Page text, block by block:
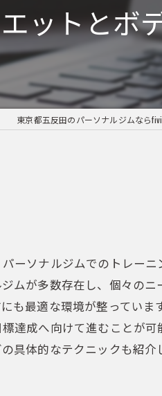
ットとボ
東京都五反田のパーソナルジムなら
ーソナルジムでのトレー
ムが多数存在し、個々の
も最適な環境が整ってい
達成へ向けて進むことが
具体的なテクニックも紹介